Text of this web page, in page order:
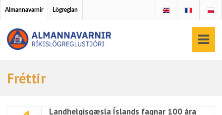
Almannavarnir Lögreglan
Fréttir
Landhelgisgæsla Íslands fagnar 100 ára